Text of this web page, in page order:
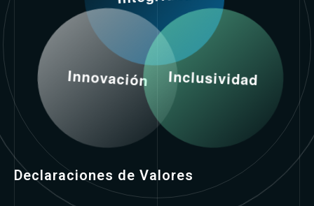
Innovación Inclusividad
Declaraciones de Valores